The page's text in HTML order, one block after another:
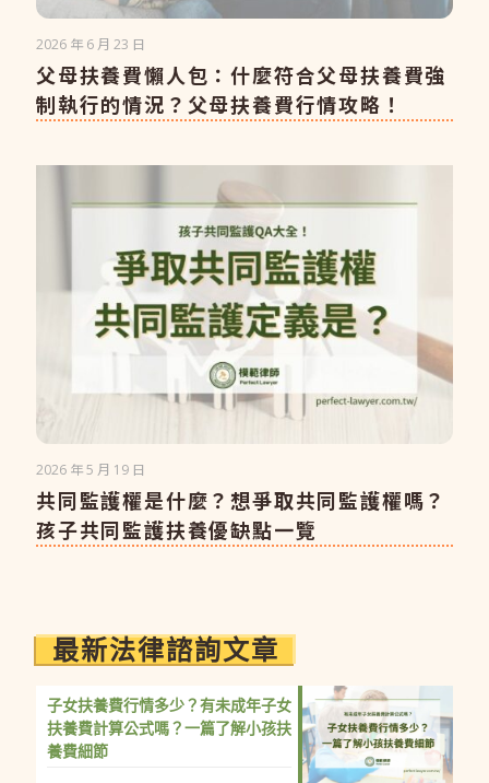
2026 年 6 月 23 日
父母扶養費懶人包：什麼符合父母扶養費強
制執行的情況？父母扶養費行情攻略！
2026 年 5 月 19 日
共同監護權是什麼？想爭取共同監護權嗎？
孩子共同監護扶養優缺點一覽
最新法律諮詢文章
子女扶養費行情多少？有未成年子女
扶養費計算公式嗎？一篇了解小孩扶
養費細節
LINE 線上諮詢 來電線上諮詢